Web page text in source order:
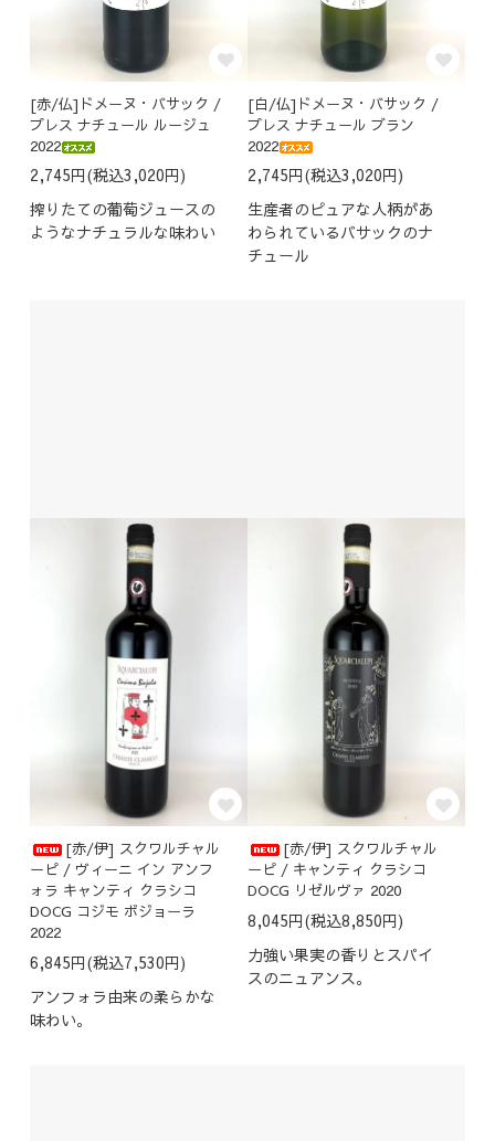
[赤/仏]ドメーヌ・バサック /
プレス ナチュール ルージュ
2022
2,745円(税込3,020円)
搾りたての葡萄ジュースの
ようなナチュラルな味わい
[白/仏]ドメーヌ・バサック /
プレス ナチュール ブラン
2022
2,745円(税込3,020円)
生産者のピュアな人柄があ
わられているバサックのナ
チュール
[赤/伊] スクワルチャル
ーピ / ヴィーニ イン アンフ
ォラ キャンティ クラシコ
DOCG コジモ ボジョーラ
2022
6,845円(税込7,530円)
アンフォラ由来の柔らかな
味わい。
[赤/伊] スクワルチャル
ーピ / キャンティ クラシコ
DOCG リゼルヴァ 2020
8,045円(税込8,850円)
力強い果実の香りとスパイ
スのニュアンス。